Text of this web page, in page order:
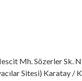
Mh. Sözerler Sk.
Sitesi) Karatay /